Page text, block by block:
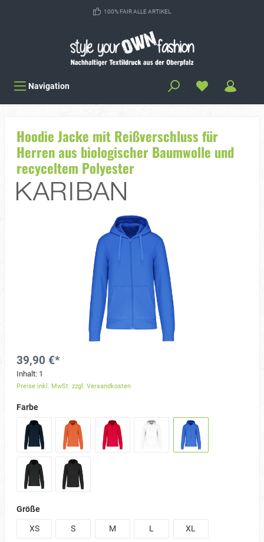
100% FAIR ALLE ARTIKEL
Navigation
Hoodie Jacke mit Reißverschluss für
Herren aus biologischer Baumwolle und
recyceltem Polyester
39,90 €*
Inhalt: 1
Preise inkl. MwSt. zzgl. Versandkosten
Farbe
Größe
XS
S M L XL